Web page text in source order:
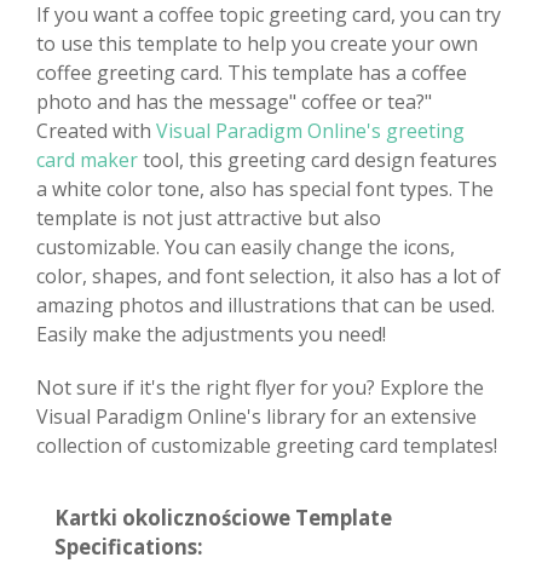
If you want a coffee topic greeting card, you can try
to use this template to help you create your own
coffee greeting card. This template has a coffee
photo and has the message" coffee or tea?"
Created with Visual Paradigm Online's greeting
card makertool, this greeting card design features
a white color tone, also has special font types. The
template is not just attractive but also
customizable. You can easily change the icons,
color, shapes, and font selection, it also has a lot of
amazing photos and illustrations that can be used.
Easily make the adjustments you need!
Not sure if it's the right flyer for you? Explore the
Visual Paradigm Online's library for an extensive
collection of customizable greeting card templates!
Kartki okolicznościowe Template
Specifications: